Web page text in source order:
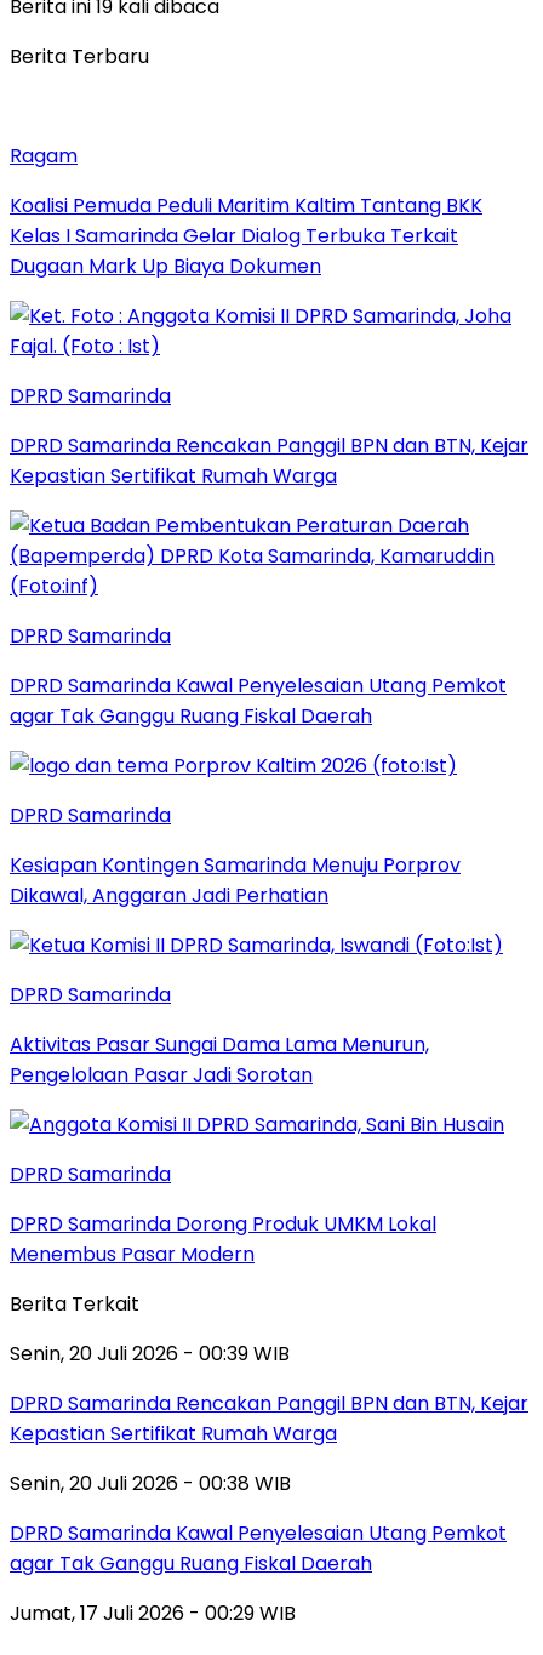
Berita ini 19 kali dibaca
Berita Terbaru
Ragam
Koalisi Pemuda Peduli Maritim Kaltim Tantang BKK
Kelas I Samarinda Gelar Dialog Terbuka Terkait
Dugaan Mark Up Biaya Dokumen
DPRD Samarinda
DPRD Samarinda Rencakan Panggil BPN dan BTN, Kejar
Kepastian Sertifikat Rumah Warga
DPRD Samarinda
DPRD Samarinda Kawal Penyelesaian Utang Pemkot
agar Tak Ganggu Ruang Fiskal Daerah
DPRD Samarinda
Kesiapan Kontingen Samarinda Menuju Porprov
Dikawal, Anggaran Jadi Perhatian
DPRD Samarinda
Aktivitas Pasar Sungai Dama Lama Menurun,
Pengelolaan Pasar Jadi Sorotan
DPRD Samarinda
DPRD Samarinda Dorong Produk UMKM Lokal
Menembus Pasar Modern
Berita Terkait
Senin, 20 Juli 2026 - 00:39 WIB
DPRD Samarinda Rencakan Panggil BPN dan BTN, Kejar
Kepastian Sertifikat Rumah Warga
Senin, 20 Juli 2026 - 00:38 WIB
DPRD Samarinda Kawal Penyelesaian Utang Pemkot
agar Tak Ganggu Ruang Fiskal Daerah
Jumat, 17 Juli 2026 - 00:29 WIB